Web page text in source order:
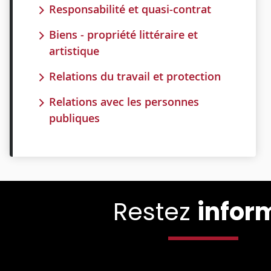
Responsabilité et quasi-contrat
Biens - propriété littéraire et
artistique
Relations du travail et protection
Relations avec les personnes
publiques
Restez